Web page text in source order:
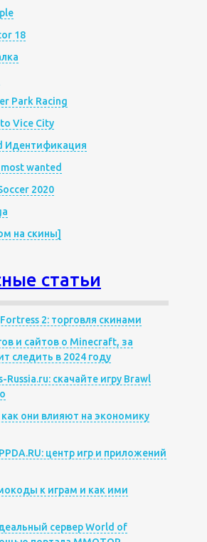
18
Park Racing
Vice City
Идентификация
wanted
2020
на скины]
статьи
2: торговля скинами
и сайтов о Minecraft, за
следить в 2024 году
Russia.ru: скачайте игру Brawl
как они влияют на экономику
центр игр и приложений
к играм и как ими
сервер World of